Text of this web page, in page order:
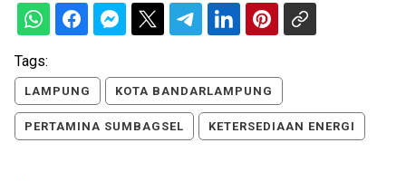
Tags:
LAMPUNG KOTA BANDARLAMPUNG
PERTAMINA SUMBAGSEL KETERSEDIAAN ENERGI